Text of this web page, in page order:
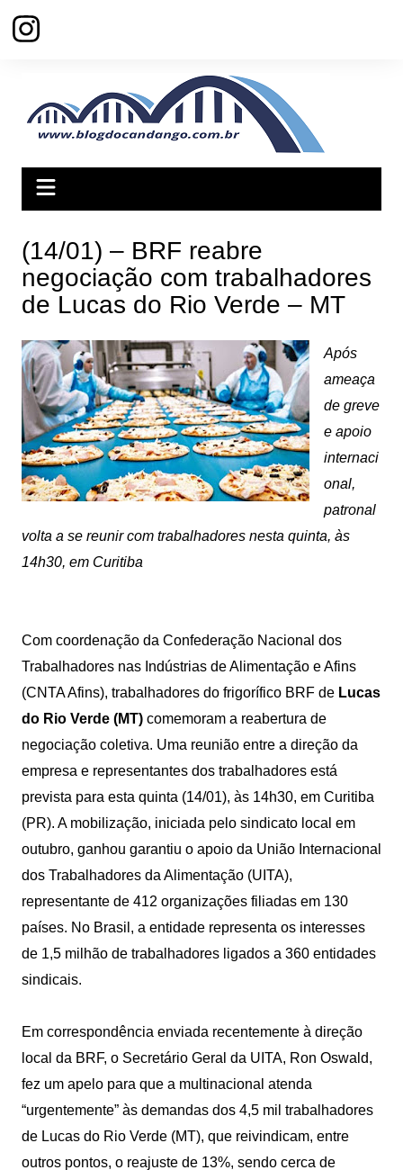
para
(14/01) – BRF reabre
negociação com trabalhadores
de Lucas do Rio Verde – MT
Após
ameaça
de greve
e apoio
internaci
onal,
patronal
volta a se reunir com trabalhadores nesta quinta, às
14h30, em Curitiba
Com coordenação da Confederação Nacional dos
Trabalhadores nas Indústrias de Alimentação e Afins
(CNTA Afins), trabalhadores do frigorífico BRF deLucas
do Rio Verde (MT) comemoram a reabertura de
negociação coletiva. Uma reunião entre a direção da
empresa e representantes dos trabalhadores está
prevista para esta quinta (14/01), às 14h30, em Curitiba
(PR). A mobilização, iniciada pelo sindicato local em
outubro, ganhou garantiu o apoio da União Internacional
dos Trabalhadores da Alimentação (UITA),
representante de 412 organizações filiadas em 130
países. No Brasil, a entidade representa os interesses
de 1,5 milhão de trabalhadores ligados a 360 entidades
sindicais.
Em correspondência enviada recentemente à direção
local da BRF, o Secretário Geral da UITA, Ron Oswald,
fez um apelo para que a multinacional atenda
“urgentemente” às demandas dos 4,5 mil trabalhadores
de Lucas do Rio Verde (MT), que reivindicam, entre
outros pontos, o reajuste de 13%, sendo cerca de